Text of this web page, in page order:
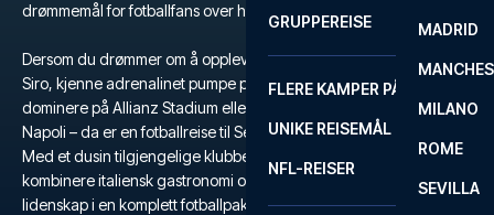
MADRID
MILANO
ROME
SEVILLA
GRUPPEREISE
FLERE KAMPER PÅ ÉN REISE
UNIKE REISEMÅL
NFL-REISER
drømmemål for fotballfans over hele verden.
Dersom du drømmer om å oppleve den unike stemningen på San
Siro, kjenne adrenalinet pumpe på Stadio Olimpico, se Juventus
dominere på Allianz Stadium eller følge i Maradonas fotspor i
Napoli – da er en fotballreise til Serie A den ultimate opplevelsen.
Med et dusin tilgjengelige klubber, har du mulighet til å
kombinere italiensk gastronomi og kultur med verdens største
lidenskap i en komplett fotballpakke til Serie A.